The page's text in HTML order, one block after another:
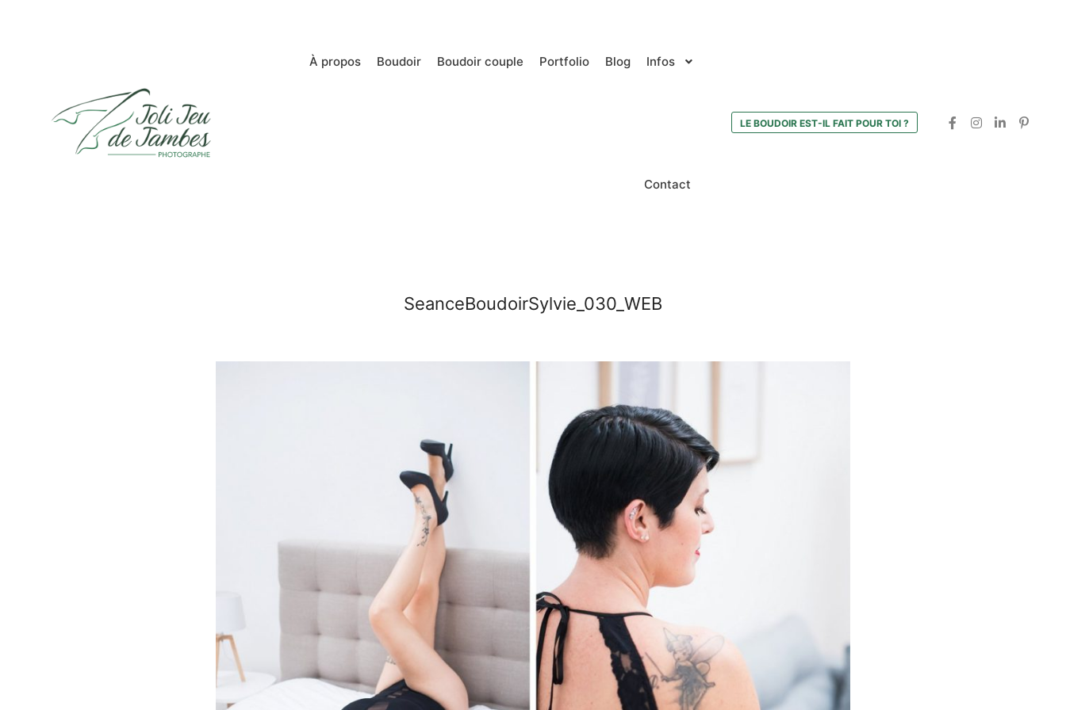
À propos Boudoir Boudoir couple Portfolio Blog Infos
Contact
LE BOUDOIR EST-IL FAIT POUR TOI ?
SeanceBoudoirSylvie_030_WEB